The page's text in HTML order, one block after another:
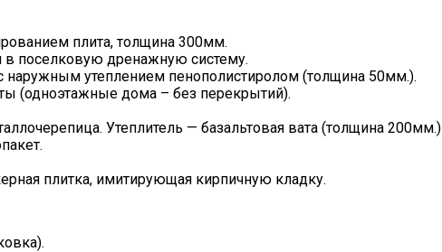
плита, толщина 300мм.
поселковую дренажную систему.
наружным утеплением пенополистиролом (толщина 50мм.).
(одноэтажные дома – без перекрытий).
Утеплитель — базальтовая вата (толщина 200мм.)
плитка, имитирующая кирпичную кладку.